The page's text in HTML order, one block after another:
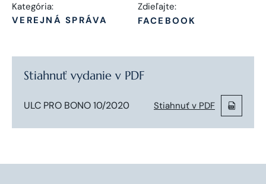
Kategória:
VEREJNÁ SPRÁVA
Zdieľajte:
FACEBOOK
Stiahnuť vydanie v PDF
ULC PRO BONO 10/2020 Stiahnuť v PDF